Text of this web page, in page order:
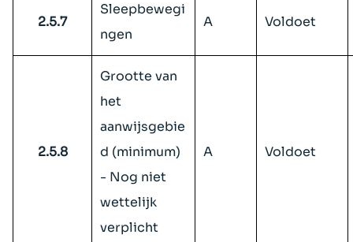
2.5.7
Sleepbewegi
ngen
A Voldoet
2.5.8
Grootte van
het
aanwijsgebie
d (minimum)
- Nog niet
wettelijk
verplicht
A Voldoet